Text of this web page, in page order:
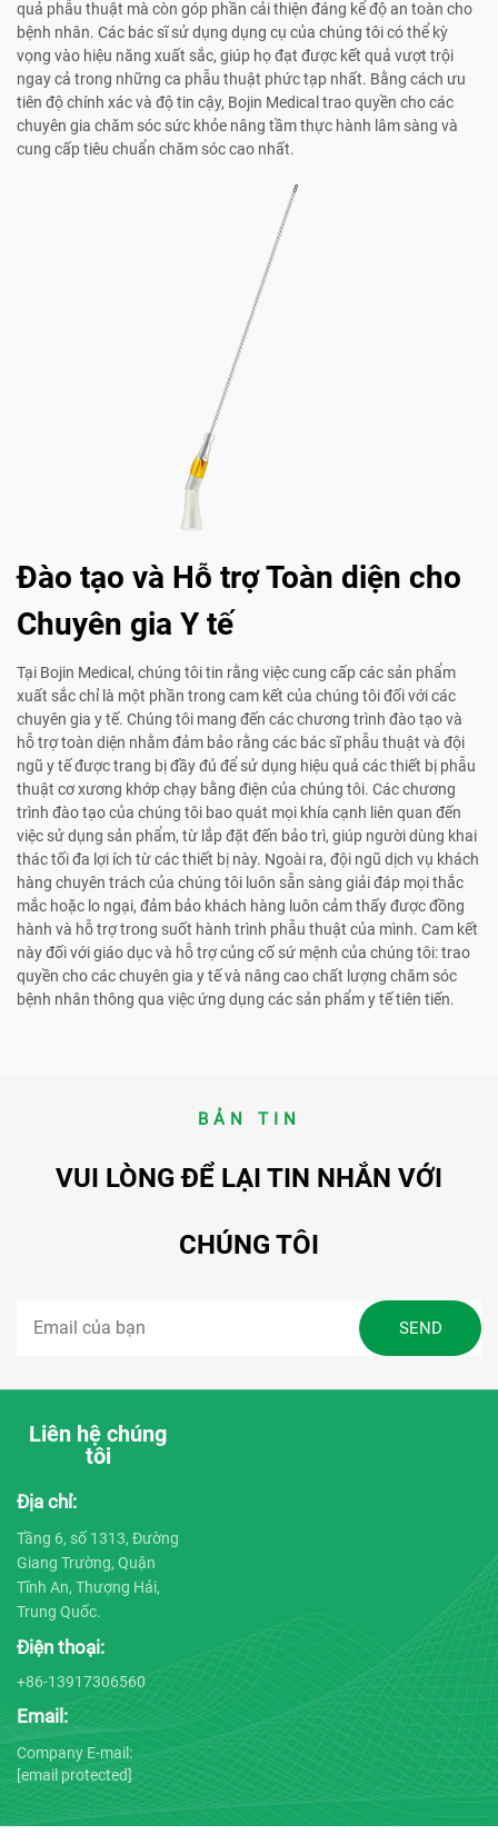
quả phẫu thuật mà còn góp phần cải thiện đáng kể độ an toàn cho
bệnh nhân. Các bác sĩ sử dụng dụng cụ của chúng tôi có thể kỳ
vọng vào hiệu năng xuất sắc, giúp họ đạt được kết quả vượt trội
ngay cả trong những ca phẫu thuật phức tạp nhất. Bằng cách ưu
tiên độ chính xác và độ tin cậy, Bojin Medical trao quyền cho các
chuyên gia chăm sóc sức khỏe nâng tầm thực hành lâm sàng và
cung cấp tiêu chuẩn chăm sóc cao nhất.
Đào tạo và Hỗ trợ Toàn diện cho
Chuyên gia Y tế
Tại Bojin Medical, chúng tôi tin rằng việc cung cấp các sản phẩm
xuất sắc chỉ là một phần trong cam kết của chúng tôi đối với các
chuyên gia y tế. Chúng tôi mang đến các chương trình đào tạo và
hỗ trợ toàn diện nhằm đảm bảo rằng các bác sĩ phẫu thuật và đội
ngũ y tế được trang bị đầy đủ để sử dụng hiệu quả các thiết bị phẫu
thuật cơ xương khớp chạy bằng điện của chúng tôi. Các chương
trình đào tạo của chúng tôi bao quát mọi khía cạnh liên quan đến
việc sử dụng sản phẩm, từ lắp đặt đến bảo trì, giúp người dùng khai
thác tối đa lợi ích từ các thiết bị này. Ngoài ra, đội ngũ dịch vụ khách
hàng chuyên trách của chúng tôi luôn sẵn sàng giải đáp mọi thắc
mắc hoặc lo ngại, đảm bảo khách hàng luôn cảm thấy được đồng
hành và hỗ trợ trong suốt hành trình phẫu thuật của mình. Cam kết
này đối với giáo dục và hỗ trợ củng cố sứ mệnh của chúng tôi: trao
quyền cho các chuyên gia y tế và nâng cao chất lượng chăm sóc
bệnh nhân thông qua việc ứng dụng các sản phẩm y tế tiên tiến.
BẢN TIN
VUI LÒNG ĐỂ LẠI TIN NHẮN VỚI
CHÚNG TÔI
Liên hệ chúng
tôi
Địa chỉ:
Tầng 6, số 1313, Đường
Giang Trường, Quận
Tĩnh An, Thượng Hải,
Trung Quốc.
Điện thoại:
+86-13917306560
Email:
Company E-mail:
[email protected]